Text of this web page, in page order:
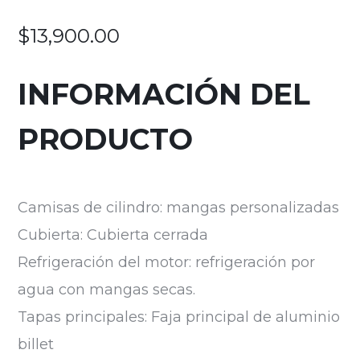
$13,900.00
INFORMACIÓN DEL
PRODUCTO
Camisas de cilindro: mangas personalizadas
Cubierta: Cubierta cerrada
Refrigeración del motor: refrigeración por
agua con mangas secas.
Tapas principales: Faja principal de aluminio
billet